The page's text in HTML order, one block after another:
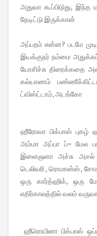
அதுவா கூப்பிடுது, இந்த
தேடிட்டு இருக்கான்
அப்பறம் என்ன? படமே
இயக்குநர் நம்மை
யோசிச்சு திரைக்கதை
கல்யாணம்
ட்விஸ்ட்டாம், அடங்கோ
ஹீரோவா பிக்பாஸ் புகழ்
அம்மா அப்பா ப்= மேல
இளைஞனா அச்சு அசல்
டெலிவரி , ரொமான்ஸ் ,
ஒரு கார்த்ஹிக், ஒரு
எதிர்காலத்தில் வலம்
ஹீரொயினா பிக்பாஸ்